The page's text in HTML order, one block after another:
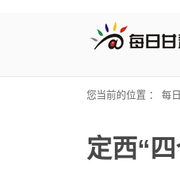
您当前的位置 ： 每
定西“